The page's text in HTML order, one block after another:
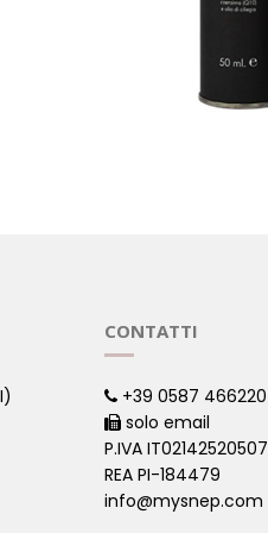
CONTATTI
+39 0587 466220
solo email
P.IVA IT02142520507
REA PI-184479
info@mysnep.com